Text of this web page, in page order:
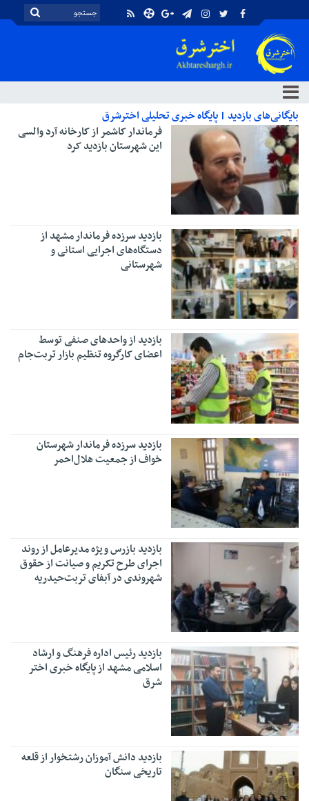
بایگانی‌های بازدید | پایگاه خبری تحلیلی اخترشرق
فرماندار کاشمر از کارخانه آرد والسی
این شهرستان بازدید کرد
بازدید سرزده فرماندار مشهد از
دستگاه‌های اجرایی استانی و
شهرستانی
بازدید از واحدهای صنفی توسط
اعضای کارگروه تنظیم بازار تربت‌جام
بازدید سرزده فرماندار شهرستان
خواف از جمعیت هلال‌احمر
بازدید بازرس ویژه مدیرعامل از روند
اجرای طرح تکریم و صیانت از حقوق
شهروندی در آبفای تربت‌حیدریه
بازدید رئیس اداره فرهنگ و ارشاد
اسلامی مشهد از پایگاه خبری اختر
شرق
بازدید دانش آموزان رشتخوار از قلعه
تاریخی سنگان